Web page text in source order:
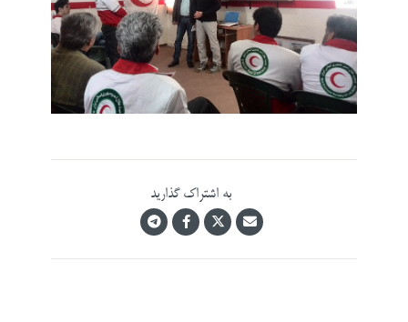
به اشتراک گذارید